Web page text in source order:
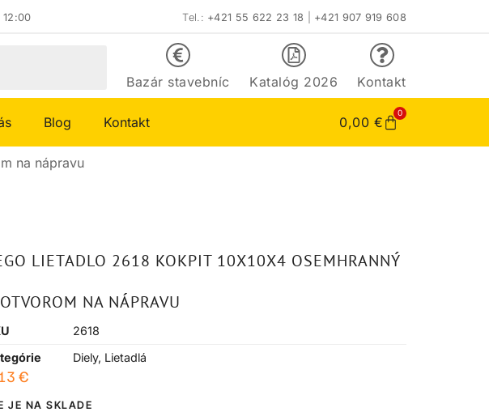
Tel.: +421 55 622 23 18 +421 907 919 608
Bazár stavebníc Katalóg 2026 Kontakt
Blog Kontakt 0,00 €
0
na nápravu
LIETADLO 2618 KOKPIT 10X10X4 OSEMHRANNÝ
NA NÁPRAVU
2618
Diely, Lietadlá
€
JE NA SKLADE